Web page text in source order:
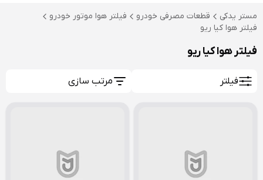
مستر یدکی قطعات مصرفی خودرو
فیلتر هوا موتور خودرو
فیلتر هوا کیا ریو
فیلتر هوا کیا ریو
فیلتر مرتب سازی